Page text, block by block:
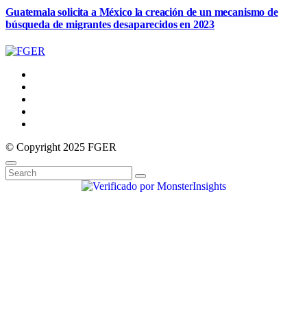
Guatemala solicita a México la creación de un mecanismo de
búsqueda de migrantes desaparecidos en 2023
© Copyright 2025 FGER